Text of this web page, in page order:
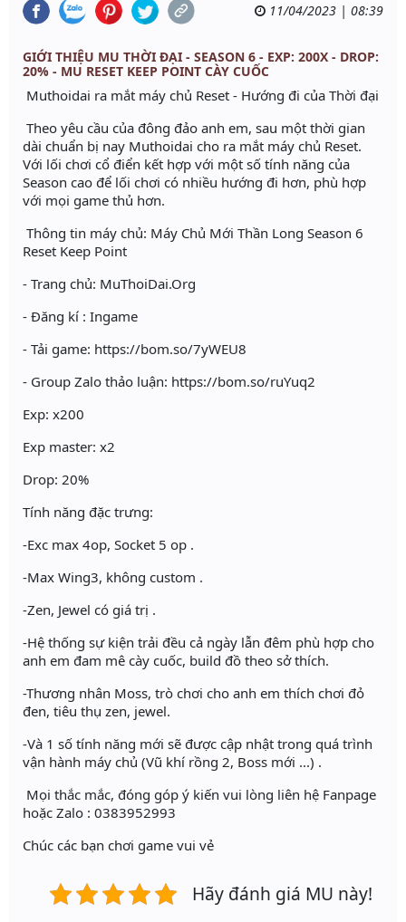
11/04/2023 | 08:39
GIỚI THIỆU MU THỜI ĐẠI - SEASON 6 - EXP: 200X - DROP:
20% - MU RESET KEEP POINT CÀY CUỐC
Muthoidai ra mắt máy chủ Reset - Hướng đi của Thời đại
Theo yêu cầu của đông đảo anh em, sau một thời gian
dài chuẩn bị nay Muthoidai cho ra mắt máy chủ Reset.
Với lối chơi cổ điển kết hợp với một số tính năng của
Season cao để lối chơi có nhiều hướng đi hơn, phù hợp
với mọi game thủ hơn.
Thông tin máy chủ: Máy Chủ Mới Thần Long Season 6
Reset Keep Point
- Trang chủ: MuThoiDai.Org
- Đăng kí : Ingame
- Tải game: https://bom.so/7yWEU8
- Group Zalo thảo luận: https://bom.so/ruYuq2
Exp: x200
Exp master: x2
Drop: 20%
Tính năng đặc trưng:
-Exc max 4op, Socket 5 op .
-Max Wing3, không custom .
-Zen, Jewel có giá trị .
-Hệ thống sự kiện trải đều cả ngày lẫn đêm phù hợp cho
anh em đam mê cày cuốc, build đồ theo sở thích.
-Thương nhân Moss, trò chơi cho anh em thích chơi đỏ
đen, tiêu thụ zen, jewel.
-Và 1 số tính năng mới sẽ được cập nhật trong quá trình
vận hành máy chủ (Vũ khí rồng 2, Boss mới ...) .
Mọi thắc mắc, đóng góp ý kiến vui lòng liên hệ Fanpage
hoặc Zalo : 0383952993
Chúc các bạn chơi game vui vẻ
Hãy đánh giá MU này!